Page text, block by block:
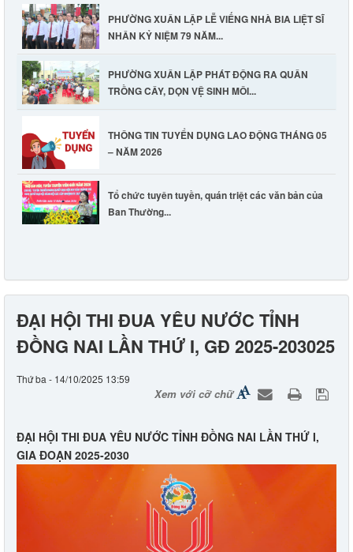
PHƯỜNG XUÂN LẬP LỄ VIẾNG NHÀ BIA LIỆT SĨ
NHÂN KỶ NIỆM 79 NĂM...
PHƯỜNG XUÂN LẬP PHÁT ĐỘNG RA QUÂN
TRỒNG CÂY, DỌN VỆ SINH MÔI...
THÔNG TIN TUYỂN DỤNG LAO ĐỘNG THÁNG 05
– NĂM 2026
Tổ chức tuyên tuyền, quán triệt các văn bản của
Ban Thường...
ĐẠI HỘI THI ĐUA YÊU NƯỚC TỈNH
ĐỒNG NAI LẦN THỨ I, GĐ 2025-203025
Thứ ba - 14/10/2025 13:59
Xem với cỡ chữ
ĐẠI HỘI THI ĐUA YÊU NƯỚC TỈNH ĐỒNG NAI LẦN THỨ I,
GIA ĐOẠN 2025-2030